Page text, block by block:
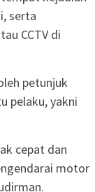
serta
CCTV di
petunjuk
pelaku, yakni
cepat dan
motor